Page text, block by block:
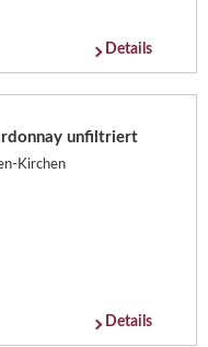
Details
unfiltriert
Kirchen
Details